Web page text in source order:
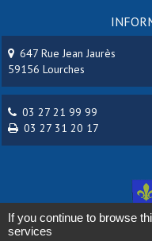
647 Rue Jean Jaurès
59156 Lourches
03 27 21 99 99
03 27 31 20 17
If you continue to browse
services